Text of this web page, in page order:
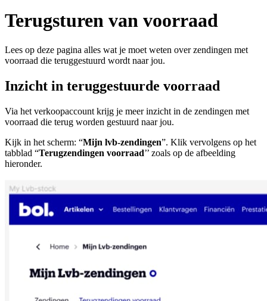
Terugsturen van voorraad
Lees op deze pagina alles wat je moet weten over zendingen met
voorraad die teruggestuurd wordt naar jou.
Inzicht in teruggestuurde voorraad
Via het verkoopaccount krijg je meer inzicht in de zendingen met
voorraad die terug worden gestuurd naar jou.
Kijk in het scherm: “Mijn lvb-zendingen”. Klik vervolgens op het
tabblad “Terugzendingen voorraad’’ zoals op de afbeelding
hieronder.